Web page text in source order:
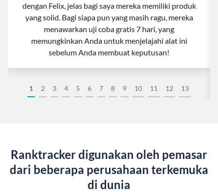
1 2 3 4 5 6 7 8 9 10 11 12 13
dengan Felix, jelas bagi saya mereka memiliki produk
yang solid. Bagi siapa pun yang masih ragu, mereka
menawarkan uji coba gratis 7 hari, yang
memungkinkan Anda untuk menjelajahi alat ini
sebelum Anda membuat keputusan!
Ranktracker digunakan oleh pemasar
dari beberapa perusahaan terkemuka
di dunia